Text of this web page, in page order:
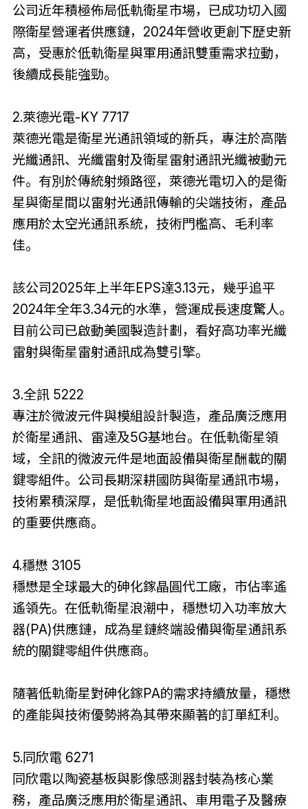
公司近年積極佈局低軌衛星市場，已成功切入國
際衛星營運者供應鏈，2024年營收更創下歷史新
高，受惠於低軌衛星與軍用通訊雙重需求拉動，
後續成長能強勁。
2.萊德光電-KY 7717
萊德光電是衛星光通訊領域的新兵，專注於高階
光纖通訊、光纖雷射及衛星雷射通訊光纖被動元
件。有別於傳統射頻路徑，萊德光電切入的是衛
星與衛星間以雷射光通訊傳輸的尖端技術，產品
應用於太空光通訊系統，技術門檻高、毛利率
佳。
該公司2025年上半年EPS達3.13元，幾乎追平
2024年全年3.34元的水準，營運成長速度驚人。
目前公司已啟動美國製造計劃，看好高功率光纖
雷射與衛星雷射通訊成為雙引擎。
3.全訊 5222
專注於微波元件與模組設計製造，產品廣泛應用
於衛星通訊、雷達及5G基地台。在低軌衛星領
域，全訊的微波元件是地面設備與衛星酬載的關
鍵零組件。公司長期深耕國防與衛星通訊市場，
技術累積深厚，是低軌衛星地面設備與軍用通訊
的重要供應商。
4.穩懋 3105
穩懋是全球最大的砷化鎵晶圓代工廠，市佔率遙
遙領先。在低軌衛星浪潮中，穩懋切入功率放大
器(PA)供應鏈，成為星鏈終端設備與衛星通訊系
統的關鍵零組件供應商。
隨著低軌衛星對砷化鎵PA的需求持續放量，穩懋
的產能與技術優勢將為其帶來顯著的訂單紅利。
5.同欣電 6271
同欣電以陶瓷基板與影像感測器封裝為核心業
務，產品廣泛應用於衛星通訊、車用電子及醫療